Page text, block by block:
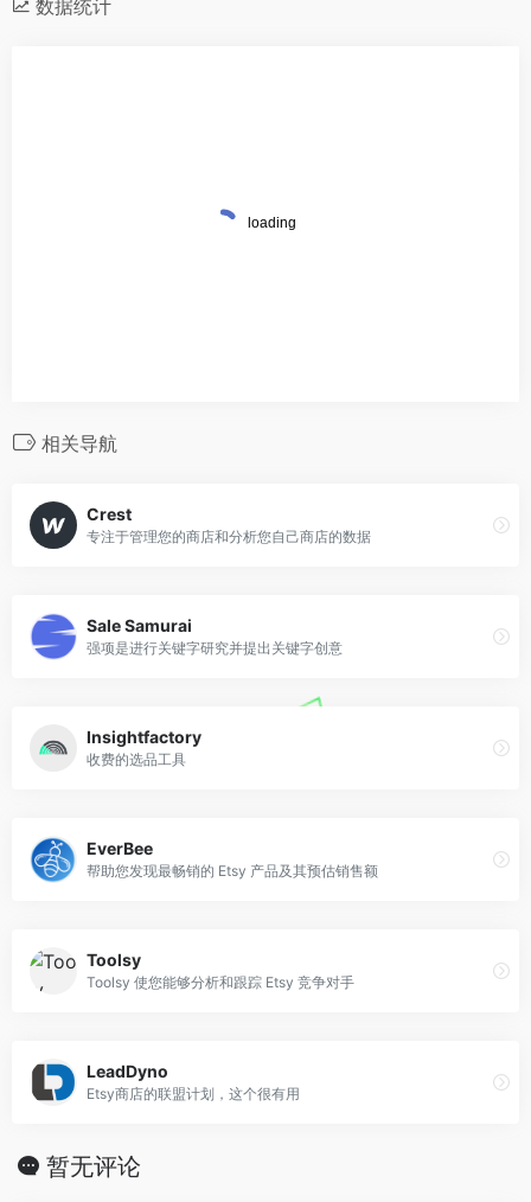
数据统计
相关导航
Crest
专注于管理您的商店和分析您自己商店的数据
Sale Samurai
强项是进行关键字研究并提出关键字创意
Insightfactory
收费的选品工具
EverBee
帮助您发现最畅销的 Etsy 产品及其预估销售额
Toolsy
Toolsy 使您能够分析和跟踪 Etsy 竞争对手
LeadDyno
Etsy商店的联盟计划，这个很有用
暂无评论